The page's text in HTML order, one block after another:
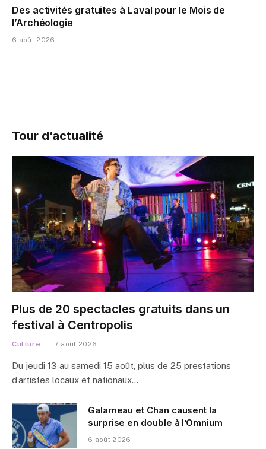
Des activités gratuites à Laval pour le Mois de
l’Archéologie
6 août 2026
Tour d’actualité
Plus de 20 spectacles gratuits dans un
festival à Centropolis
Culture 7 août 2026
Du jeudi 13 au samedi 15 août, plus de 25 prestations
d’artistes locaux et nationaux…
Galarneau et Chan causent la
surprise en double à l’Omnium
6 août 2026